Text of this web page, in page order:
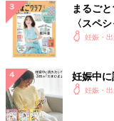
首都圏の一部エリア
価格が高騰している
がありますが、今、
児をひかえた世代な
金額をできるだけ少
れません。（文・た
まるご
〈スペ
妊娠・
妊娠中に
妊娠・